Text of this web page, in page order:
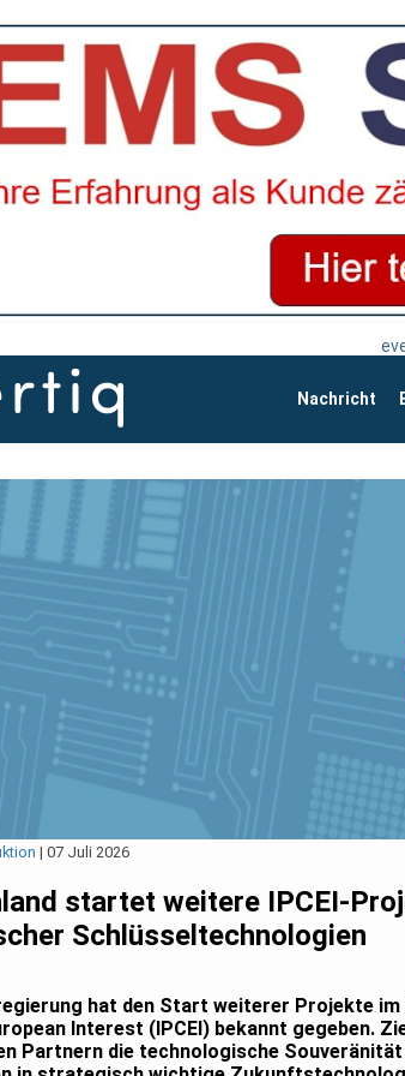
Nachricht
| 07 Juli 2026
startet weitere IPCEI-
Schlüsseltechnologien
hat den Start weiterer Projekte
Interest (IPCEI) bekannt gegeben.
Partnern die technologische